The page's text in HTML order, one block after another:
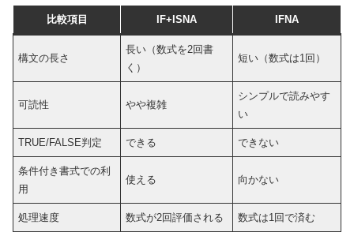
比較項目 IF+ISNA IFNA
構文の長さ
長い（数式を2回書
く）
短い（数式は1回）
可読性 やや複雑
シンプルで読みやす
い
TRUE/FALSE判定 できる できない
条件付き書式での利
用
使える 向かない
処理速度 数式が2回評価される 数式は1回で済む